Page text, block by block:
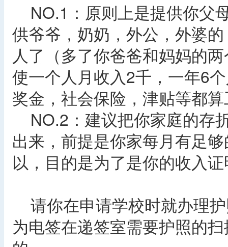
NO.1：原则上是提供你父
供爷爷，奶奶，外公，外婆
人了（多了你爸爸和妈妈的
使一个人月收入2千，一年6
奖金，社会保险，津贴等都
NO.2：建议把你家庭的存
出来，前提是你家每月有足
以，目的是为了是你的收入
请你在申请学校时就办理
为电签在递签室需要护照的